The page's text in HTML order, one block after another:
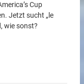
Cup
Jetzt sucht „le
wie sonst?